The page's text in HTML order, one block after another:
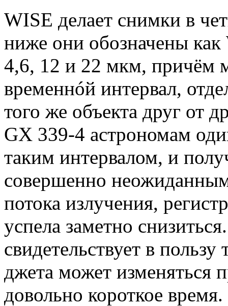
WISE делает снимки в
ниже они обозначены
4,6, 12 и 22 мкм, причём
временнóй интервал,
того же объекта друг от
GX 339-4 астрономам
таким интервалом, и
совершенно
потока излучения,
успела заметно
свидетельствует в
джета может изменяться
довольно короткое время.